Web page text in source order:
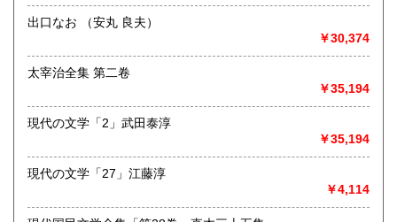
書籍の買取について
取り扱い分野
総記、哲学宗教、歴史、社会科学、自然科学、美術工芸、国
語国文、外国文学、古典籍、近代文献、趣味、外国書、サブ
カルチャー、古書一般（その他）
出口なお （安丸 良夫）
￥30,374
太宰治全集 第二卷
￥35,194
現代の文学「2」武田泰淳
￥35,194
現代の文学「27」江藤淳
￥4,114